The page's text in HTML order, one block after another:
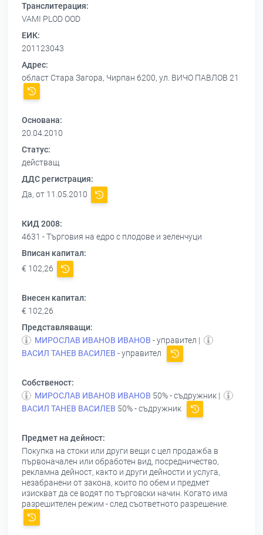
Транслитерация:
VAMI PLOD OOD
ЕИК:
201123043
Адрес:
област Стара Загора, Чирпан 6200, ул. ВИЧО ПАВЛОВ 21
Основана:
20.04.2010
Статус:
действащ
ДДС регистрация:
Да, от 11.05.2010
КИД 2008:
4631 - Търговия на едро с плодове и зеленчуци
Вписан капитал:
€ 102,26
Внесен капитал:
€ 102,26
Представляващи:
МИРОСЛАВ ИВАНОВ ИВАНОВ - управител |
ВАСИЛ ТАНЕВ ВАСИЛЕВ - управител
Собственост:
МИРОСЛАВ ИВАНОВ ИВАНОВ 50% - съдружник |
ВАСИЛ ТАНЕВ ВАСИЛЕВ 50% - съдружник
Предмет на дейност:
Покупка на стоки или други вещи с цел продажба в
първоначален или обработен вид, посредничество,
рекламна дейност, както и други дейности и услуга,
незабранени от закона, които по обем и предмет
изискват да се водят по търговски начин. Когато има
разрешителен режим - след съответното разрешение.